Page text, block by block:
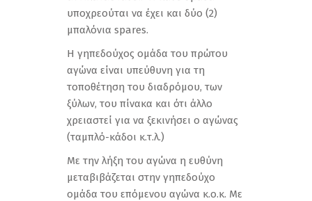
υποχρεούται να έχει και δύο (2)
μπαλόνια spares.
Η γηπεδούχος ομάδα του πρώτου
αγώνα είναι υπεύθυνη για τη
τοποθέτηση του διαδρόμου, των
ξύλων, του πίνακα και ότι άλλο
χρειαστεί για να ξεκινήσει ο αγώνας
(ταμπλό-κάδοι κ.τ.λ.)
Με την λήξη του αγώνα η ευθύνη
μεταβιβάζεται στην γηπεδούχο
ομάδα του επόμενου αγώνα κ.ο.κ. Με